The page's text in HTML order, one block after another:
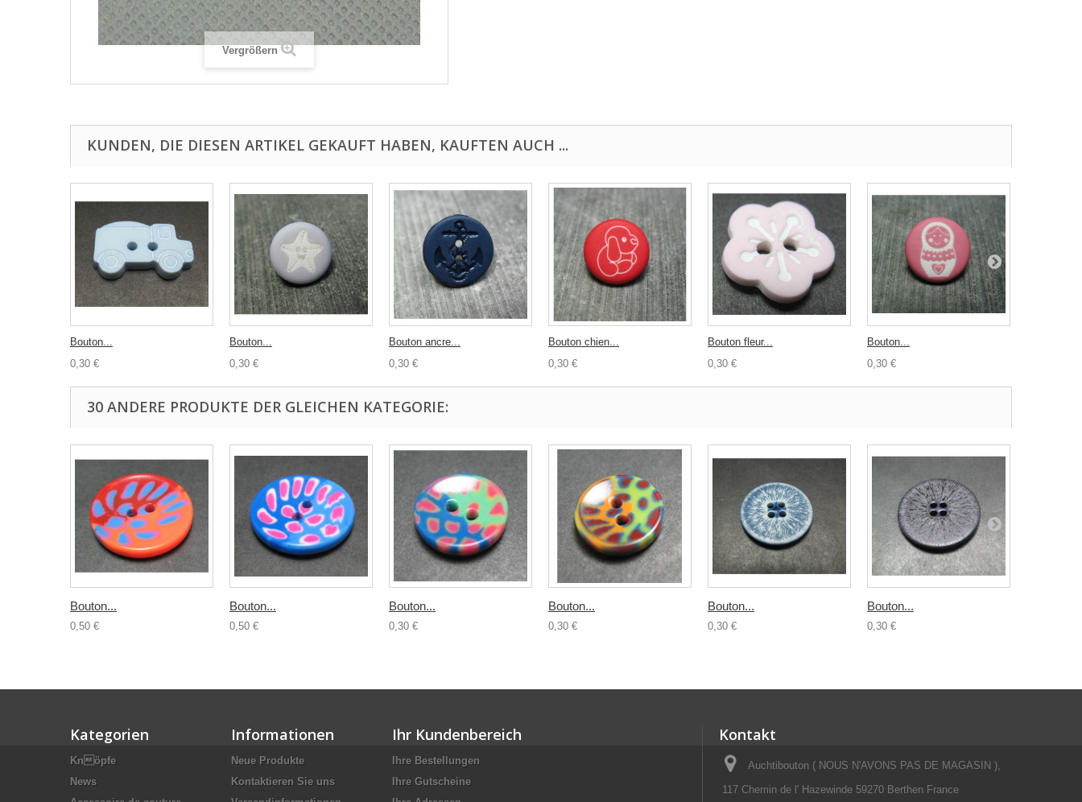
Vergrößern
KUNDEN, DIE DIESEN ARTIKEL GEKAUFT HABEN, KAUFTEN AUCH ...
Bouton...
0,30 €
Bouton...
0,30 €
Bouton ancre...
0,30 €
Bouton chien...
0,30 €
Bouton fleur...
0,30 €
Bouton...
0,30 €
30 ANDERE PRODUKTE DER GLEICHEN KATEGORIE:
Bouton...
0,50 €
Bouton...
0,50 €
Bouton...
0,30 €
Bouton...
0,30 €
Bouton...
0,30 €
Bouton...
0,30 €
Kategorien
Knöpfe
News
Informationen
Neue Produkte
Kontaktieren Sie uns
Ihr Kundenbereich
Ihre Bestellungen
Ihre Gutscheine
Kontakt
Auchtibouton ( NOUS N'AVONS PAS DE MAGASIN ),
117 Chemin de l' Hazewinde 59270 Berthen France